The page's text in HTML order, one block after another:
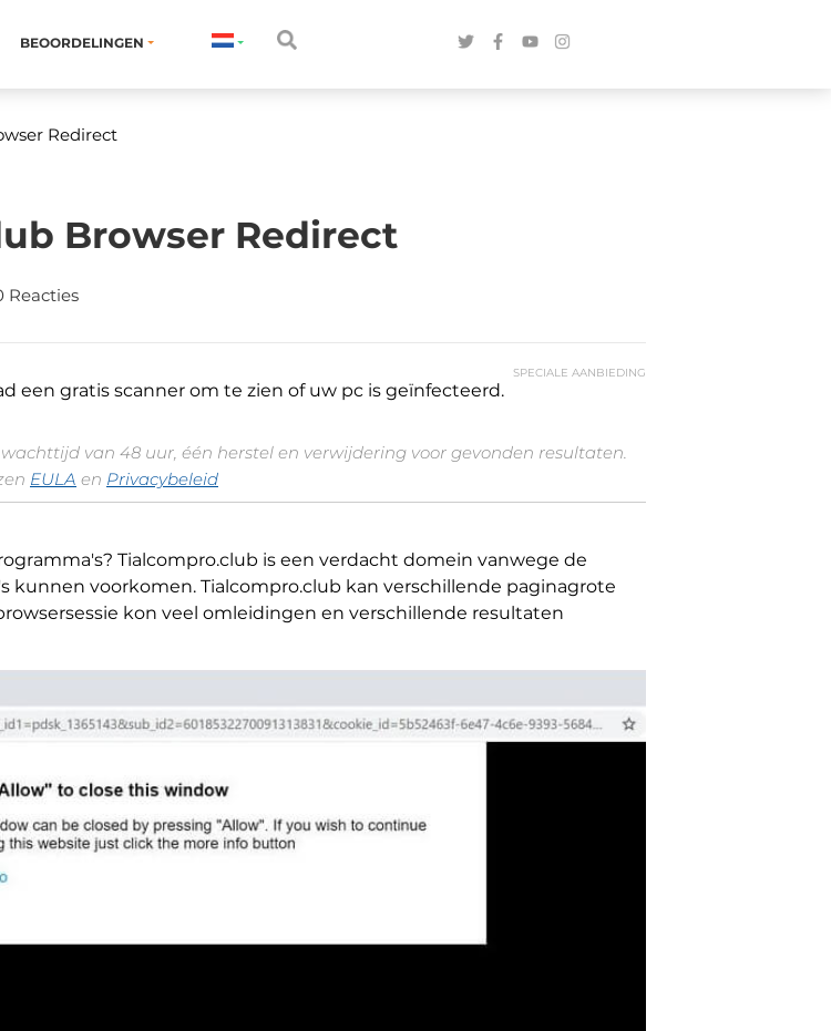
BEOORDELINGEN
Redirect
Browser Redirect
Reacties
SPECIALE AANBIEDING
een gratis scanner om te zien of uw pc is geïnfecteerd.
van 48 uur, één herstel en verwijdering voor gevonden resultaten.
EULA en Privacybeleid
Tialcompro.club is een verdacht domein vanwege de
voorkomen. Tialcompro.club kan verschillende paginagrote
kon veel omleidingen en verschillende resultaten